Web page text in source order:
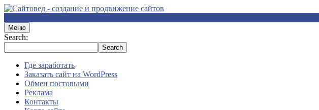
Меню
Search:
Где заработать
Заказать сайт на WordPress
Обмен постовыми
Реклама
Контакты